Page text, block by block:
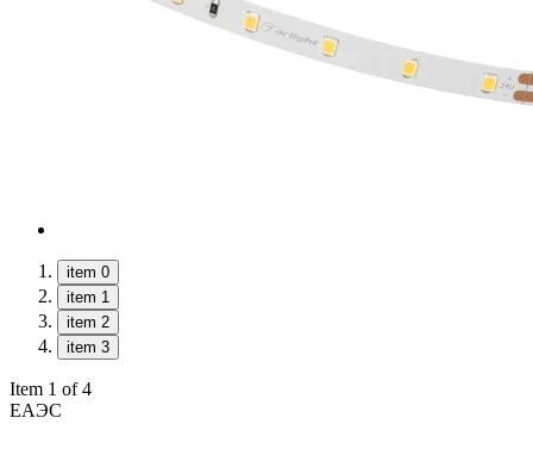
item 0
item 1
item 2
item 3
Item 1 of 4
ЕАЭС